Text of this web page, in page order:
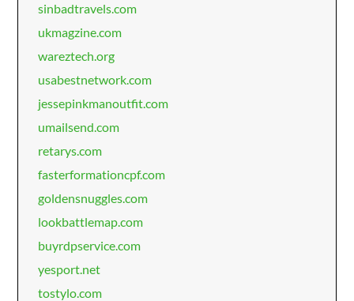
sinbadtravels.com
ukmagzine.com
wareztech.org
usabestnetwork.com
jessepinkmanoutfit.com
umailsend.com
retarys.com
fasterformationcpf.com
goldensnuggles.com
lookbattlemap.com
buyrdpservice.com
yesport.net
tostylo.com